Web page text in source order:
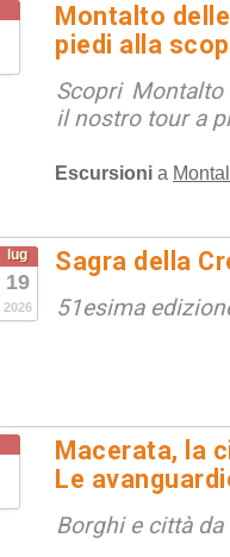
Montalto
piedi alla
Scopri
il nostro tour a
Escursioni a
lug
19
2026
Sagra della
51esima
Macerata, la
Le
Borghi e città